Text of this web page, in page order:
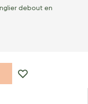
debout en